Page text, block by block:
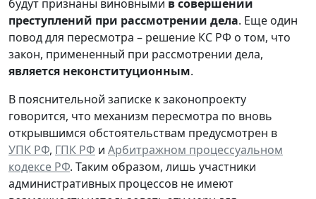
будут признаны виновными в совершении
преступлений при рассмотрении дела. Еще один
повод для пересмотра – решение КС РФ о том, что
закон, примененный при рассмотрении дела,
является неконституционным.
В пояснительной записке к законопроекту
говорится, что механизм пересмотра по вновь
открывшимся обстоятельствам предусмотрен в
УПК РФ, ГПК РФ и Арбитражном процессуальном
кодексе РФ. Таким образом, лишь участники
административных процессов не имеют